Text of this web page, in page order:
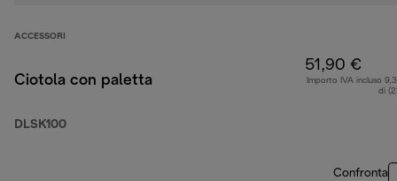
ACCESSORI
Ciotola con paletta
DLSK100
51,90 €
Importo IVA incluso
di
Confronta